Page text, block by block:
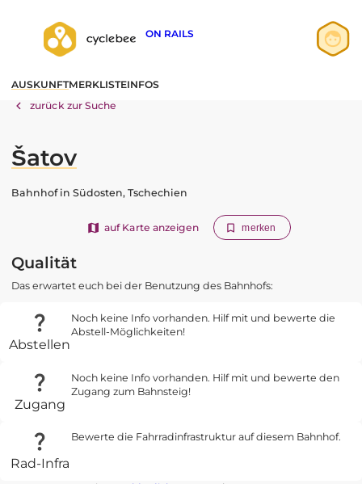
ON RAILS
AUSKUNFTMERKLISTEINFOS
zurück zur Suche
Šatov
Bahnhof in Südosten, Tschechien
auf Karte anzeigen merken
Qualität
Das erwartet euch bei der Benutzung des Bahnhofs:
Abstellen
Noch keine Info vorhanden. Hilf mit und bewerte die
Abstell-Möglichkeiten!
Zugang
Noch keine Info vorhanden. Hilf mit und bewerte den
Zugang zum Bahnsteig!
Rad-Infra
Bewerte die Fahrradinfrastruktur auf diesem Bahnhof.